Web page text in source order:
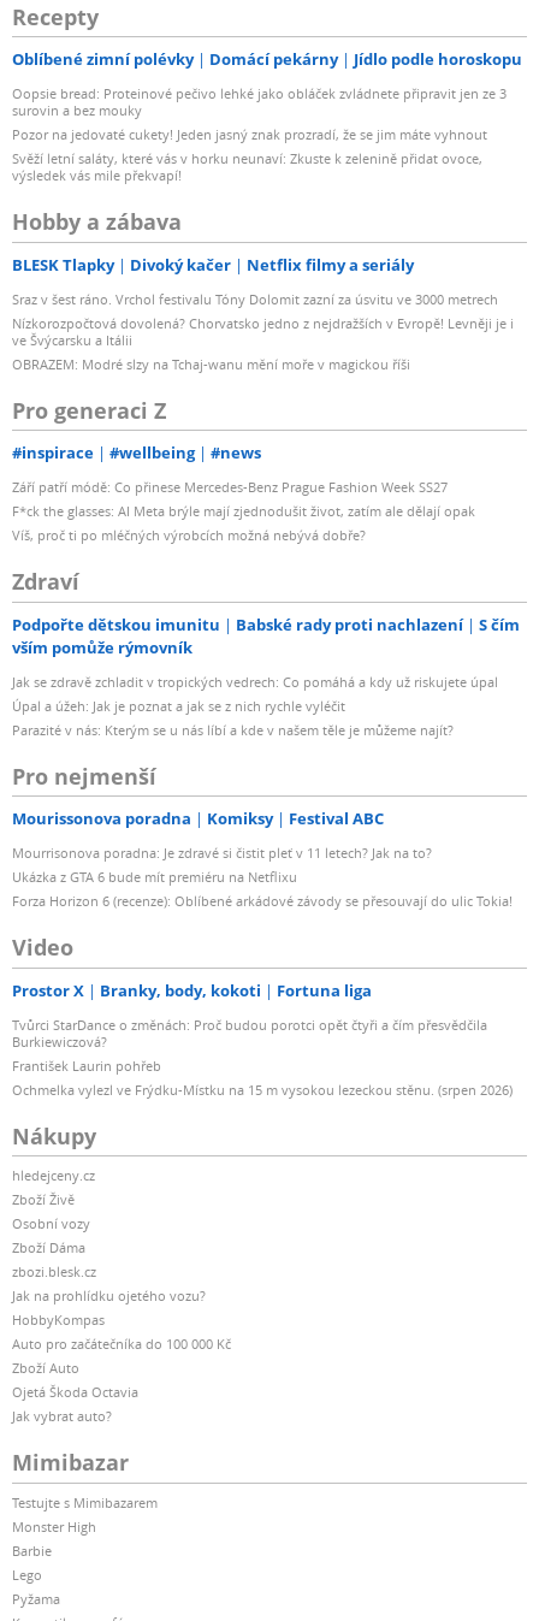
Recepty
Oblíbené zimní polévky Domácí pekárny Jídlo podle horoskopu
Oopsie bread: Proteinové pečivo lehké jako obláček zvládnete připravit jen ze 3
surovin a bez mouky
Pozor na jedovaté cukety! Jeden jasný znak prozradí, že se jim máte vyhnout
Svěží letní saláty, které vás v horku neunaví: Zkuste k zelenině přidat ovoce,
výsledek vás mile překvapí!
Hobby a zábava
BLESK Tlapky Divoký kačer Netflix filmy a seriály
Sraz v šest ráno. Vrchol festivalu Tóny Dolomit zazní za úsvitu ve 3000 metrech
Nízkorozpočtová dovolená? Chorvatsko jedno z nejdražších v Evropě! Levněji je i
ve Švýcarsku a Itálii
OBRAZEM: Modré slzy na Tchaj-wanu mění moře v magickou říši
Pro generaci Z
#inspirace #wellbeing #news
Září patří módě: Co přinese Mercedes-Benz Prague Fashion Week SS27
F*ck the glasses: AI Meta brýle mají zjednodušit život, zatím ale dělají opak
Víš, proč ti po mléčných výrobcích možná nebývá dobře?
Zdraví
Podpořte dětskou imunitu Babské rady proti nachlazení
S čím
vším pomůže rýmovník
Jak se zdravě zchladit v tropických vedrech: Co pomáhá a kdy už riskujete úpal
Úpal a úžeh: Jak je poznat a jak se z nich rychle vyléčit
Parazité v nás: Kterým se u nás líbí a kde v našem těle je můžeme najít?
Pro nejmenší
Mourissonova poradna Komiksy Festival ABC
Mourrisonova poradna: Je zdravé si čistit pleť v 11 letech? Jak na to?
Ukázka z GTA 6 bude mít premiéru na Netflixu
Forza Horizon 6 (recenze): Oblíbené arkádové závody se přesouvají do ulic Tokia!
Video
Prostor X Branky, body, kokoti Fortuna liga
Tvůrci StarDance o změnách: Proč budou porotci opět čtyři a čím přesvědčila
Burkiewiczová?
František Laurin pohřeb
Ochmelka vylezl ve Frýdku-Místku na 15 m vysokou lezeckou stěnu. (srpen 2026)
Nákupy
hledejceny.cz
Zboží Živě
Osobní vozy
Zboží Dáma
zbozi.blesk.cz
Jak na prohlídku ojetého vozu?
HobbyKompas
Auto pro začátečníka do 100 000 Kč
Zboží Auto
Ojetá Škoda Octavia
Jak vybrat auto?
Mimibazar
Testujte s Mimibazarem
Monster High
Barbie
Lego
Pyžama